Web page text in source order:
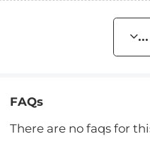
FAQs
There are no faqs for